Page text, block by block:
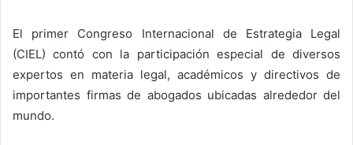
El primer Congreso Internacional de Estrategia Legal
(CIEL) contó con la participación especial de diversos
expertos en materia legal, académicos y directivos de
importantes firmas de abogados ubicadas alrededor del
mundo.